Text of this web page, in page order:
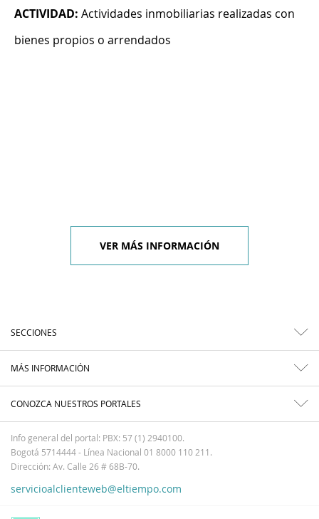
ACTIVIDAD: Actividades inmobiliarias realizadas con
bienes propios o arrendados
VER MÁS INFORMACIÓN
SECCIONES
MÁS INFORMACIÓN
CONOZCA NUESTROS PORTALES
Info general del portal: PBX: 57 (1) 2940100.
Bogotá 5714444 - Línea Nacional 01 8000 110 211.
Dirección: Av. Calle 26 # 68B-70.
servicioalclienteweb@eltiempo.com